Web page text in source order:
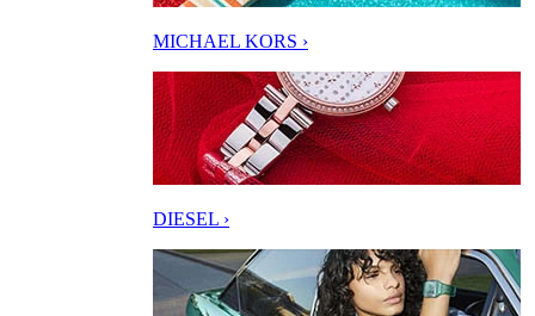
MICHAEL KORS ›
DIESEL ›